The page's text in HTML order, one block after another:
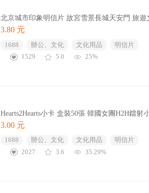
北京城市印象明信片 故宮雪景長城天安門 旅
3.80 元
1688 辦公、文化 文化用品
明信片
1529
5.0 25%
Hearts2Hearts小卡 盒裝50張 韓國女團H2H鐳射
3.00 元
1688 辦公、文化 文化用品
明信片
2027
3.6 35.29%